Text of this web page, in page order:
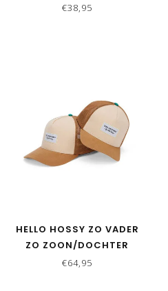
TOOL
€38,95
HELLO HOSSY ZO VADER
ZO ZOON/DOCHTER
MATCHING CAPS - MINI
€64,95